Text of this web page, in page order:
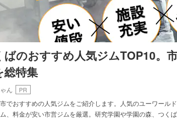
ばのおすすめ人気ジムTOP10。
総特集
ん PR
でおすすめの人気ジムをご紹介します。人気のユーワール
、料金が安い市営ジムを厳選。研究学園や学園の森、つく